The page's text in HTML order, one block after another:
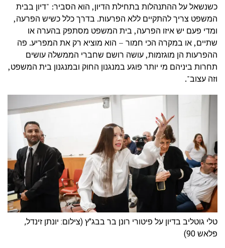
כשנשאל על ההתנהלות בתחילת הדיון, הוא הסביר: "דיון בבית
המשפט צריך להתקיים ללא הפרעות. בדרך כלל כשיש הפרעה,
ומדי פעם יש איזו הפרעה, בית המשפט מסתפק בהערה או
שתיים, או במקרה הכי חמור – הוא מוציא רק את המפריע. פה
ההפרעות הן מוגזמות, עושה רושם שחברי הממשלה עושים
תחרות ביניהם מי יותר פוגע במנגנון החוק ובמנגנון בית המשפט,
וזה עצוב".
טלי גוטליב בדיון על פיטורי רונן בר בבג"ץ (צילום: יונתן זינדל,
פלאש 90)